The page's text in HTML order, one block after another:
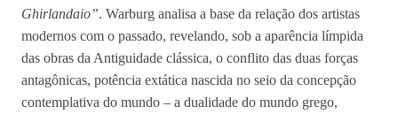
Ghirlandaio”. Warburg analisa a base da relação dos artistas
modernos com o passado, revelando, sob a aparência límpida
das obras da Antiguidade clássica, o conflito das duas forças
antagônicas, potência extática nascida no seio da concepção
contemplativa do mundo – a dualidade do mundo grego,